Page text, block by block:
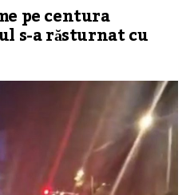
pe centura
s-a răsturnat cu